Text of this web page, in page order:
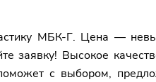
мастику МБК-Г. Цена —
заявку! Высокое
с выбором,